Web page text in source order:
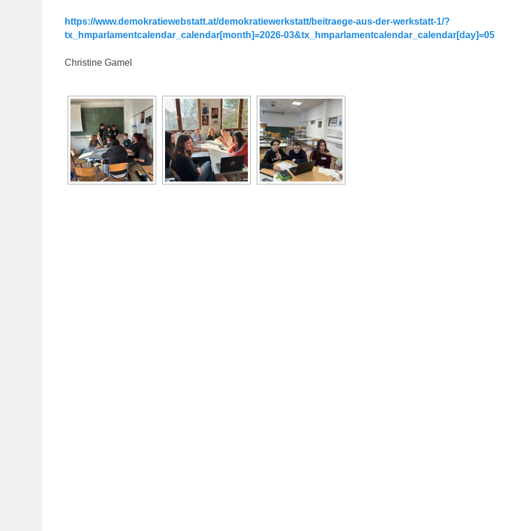
https://www.demokratiewebstatt.at/demokratiewerkstatt/beitraege-aus-der-werkstatt-1/?
tx_hmparlamentcalendar_calendar[month]=2026-03&tx_hmparlamentcalendar_calendar[day]=05
Christine Gamel